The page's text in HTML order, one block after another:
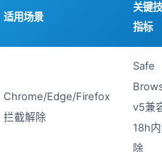
适用场景
关键
指标
Chrome/Edge/Firefox
拦截解除
Safe
v5兼
18h
除